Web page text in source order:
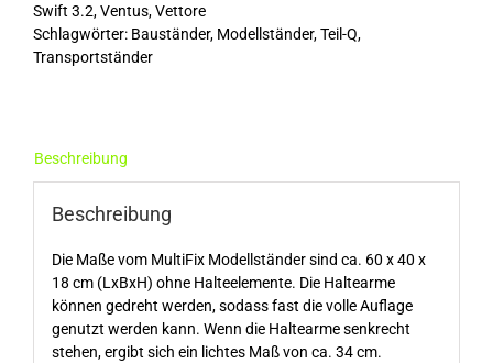
Swift 3.2,Ventus,Vettore
Schlagwörter: Bauständer, Modellständer,Teil-Q,
Transportständer
Beschreibung
Beschreibung
Die Maße vom MultiFix Modellständer sind ca. 60 x 40 x
18 cm (LxBxH) ohne Halteelemente. Die Haltearme
können gedreht werden, sodass fast die volle Auflage
genutzt werden kann. Wenn die Haltearme senkrecht
stehen, ergibt sich ein lichtes Maß von ca. 34 cm.